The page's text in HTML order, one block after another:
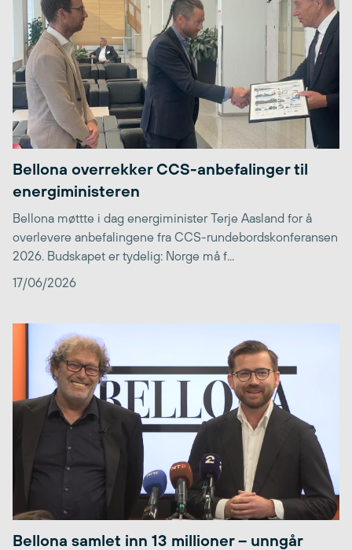
Bellona overrekker CCS-anbefalinger til
energiministeren
Bellona møttte i dag energiminister Terje Aasland for å
overlevere anbefalingene fra CCS-rundebordskonferansen
2026. Budskapet er tydelig: Norge må f...
17/06/2026
Bellona samlet inn 13 millioner – unngår